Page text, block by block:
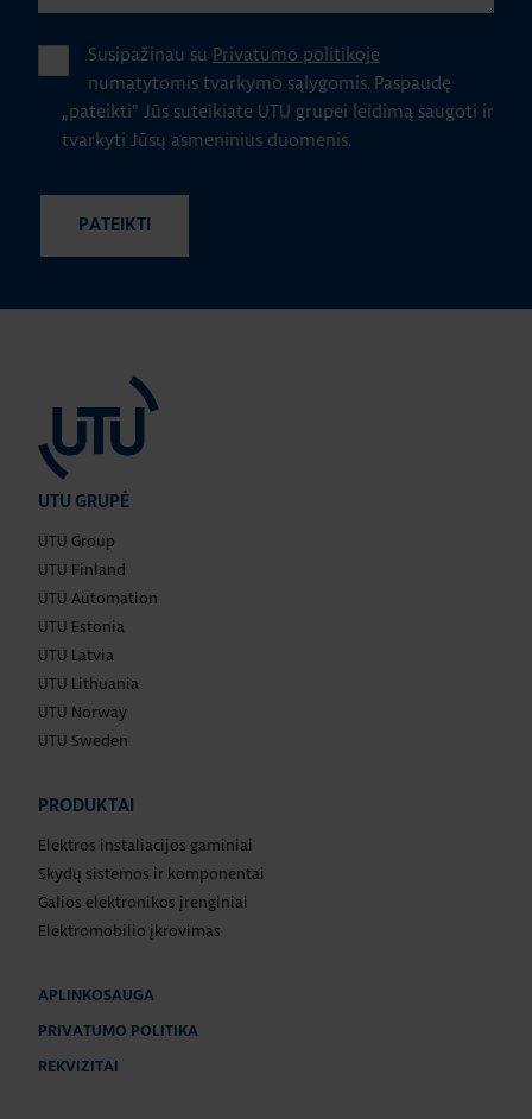
Susipažinau su Privatumo politikoje
numatytomis tvarkymo sąlygomis. Paspaudę
„pateikti" Jūs suteikiate UTU grupei leidimą saugoti ir
tvarkyti Jūsų asmeninius duomenis.
UTU GRUPĖ
UTU Group
UTU Finland
UTU Automation
UTU Estonia
UTU Latvia
UTU Lithuania
UTU Norway
UTU Sweden
PRODUKTAI
Elektros instaliacijos gaminiai
Skydų sistemos ir komponentai
Galios elektronikos įrenginiai
Elektromobilio įkrovimas
APLINKOSAUGA
PRIVATUMO POLITIKA
REKVIZITAI